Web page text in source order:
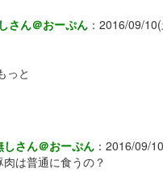
さん＠おーぷん ： 2016/09/
っと
しさん＠おーぷん ： 2016/09/
肉は普通に食うの？